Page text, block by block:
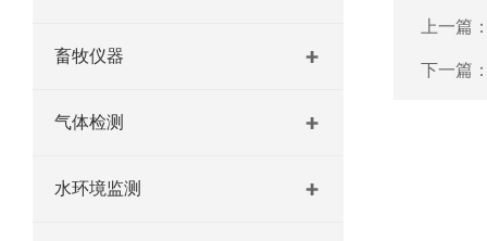
畜牧仪器
气体检测
水环境监测
上一篇
下一篇